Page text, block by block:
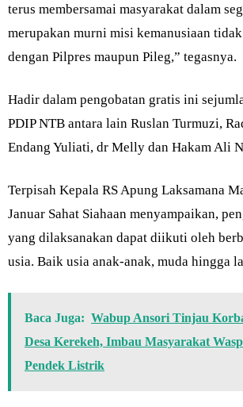
terus membersamai masyarakat dalam
merupakan murni misi kemanusiaan
dengan Pilpres maupun Pileg,” tegasnya.
Hadir dalam pengobatan gratis ini
PDIP NTB antara lain Ruslan Turmuzi,
Endang Yuliati, dr Melly dan Hakam Ali
Terpisah Kepala RS Apung Laksamana
Januar Sahat Siahaan menyampaikan,
yang dilaksanakan dapat diikuti oleh
usia. Baik usia anak-anak, muda hingga
Baca Juga: Wabup Ansori Tinjau
Desa Kerekeh, Imbau Masyarakat
Pendek Listrik